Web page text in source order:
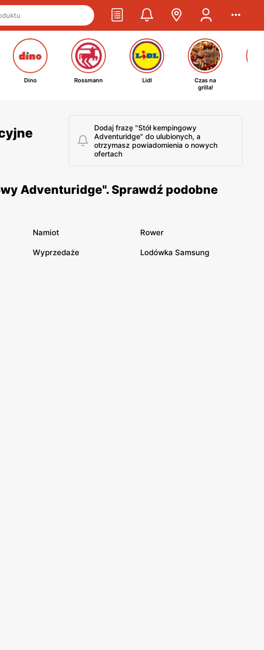
Dino Rossmann Lidl
Czas na
grilla!
Dodaj frazę "Stół kempingowy
Adventuridge" do ulubionych, a
otrzymasz powiadomienia o nowych
ofertach
Adventuridge". Sprawdź podobne
Namiot Rower
Wyprzedaże Lodówka Samsung